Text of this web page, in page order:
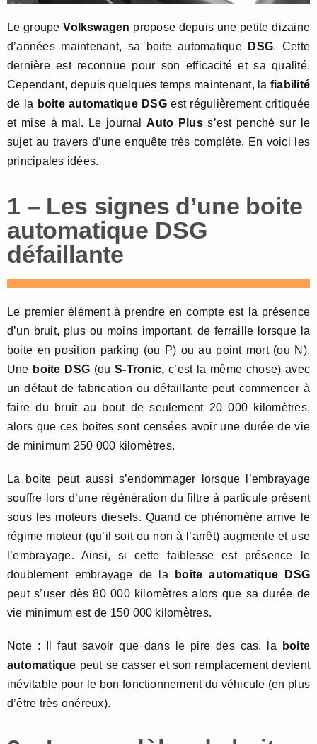
Le groupeVolkswagen propose depuis une petite dizaine
d’années maintenant, sa boite automatique
DSG. Cette
dernière est reconnue pour son efficacité et sa qualité.
Cependant, depuis quelques temps maintenant, la fiabilité
de la boite automatique DSGest régulièrement critiquée
et mise à mal. Le journal Auto Pluss’est penché sur le
sujet au travers d’une enquête très complète. En voici les
principales idées.
1 – Les signes d’une boite
automatique DSG
défaillante
Le premier élément à prendre en compte est la présence
d’un bruit, plus ou moins important, de ferraille lorsque la
boite en position parking (ou P) ou au point mort (ou N).
Une boite DSG (ou S-Tronic,c’est la même chose) avec
un défaut de fabrication ou défaillante peut commencer à
faire du bruit au bout de seulement 20 000 kilomètres,
alors que ces boites sont censées avoir une durée de vie
de minimum 250 000 kilomètres.
La boite peut aussi s’endommager lorsque l’embrayage
souffre lors d’une régénération du filtre à particule présent
sous les moteurs diesels. Quand ce phénomène arrive le
régime moteur (qu’il soit ou non à l’arrêt) augmente et use
l’embrayage. Ainsi, si cette faiblesse est présence le
doublement embrayage de la
boite automatique DSG
peut s’user dès 80 000 kilomètres alors que sa durée de
vie minimum est de 150 000 kilomètres.
Note : Il faut savoir que dans le pire des cas, la
boite
automatique peut se casser et son remplacement devient
inévitable pour le bon fonctionnement du véhicule (en plus
d’être très onéreux).